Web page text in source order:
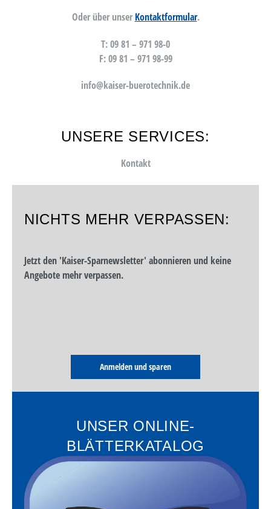
Oder über unserKontaktformular.
T: 09 81 – 971 98-0
F: 09 81 – 971 98-99
info@kaiser-buerotechnik.de
UNSERE SERVICES:
Kontakt
NICHTS MEHR VERPASSEN:
Jetzt den 'Kaiser-Sparnewsletter' abonnieren und keine
Angebote mehr verpassen.
Anmelden und sparen
UNSER ONLINE-
BLÄTTERKATALOG